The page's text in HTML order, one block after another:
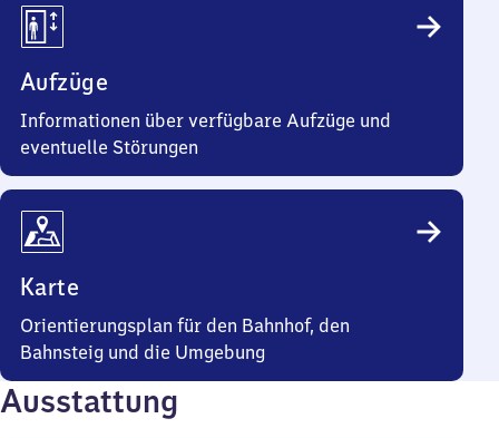
Aufzüge
Informationen über verfügbare Aufzüge und
eventuelle Störungen
Karte
Orientierungsplan für den Bahnhof, den
Bahnsteig und die Umgebung
Ausstattung